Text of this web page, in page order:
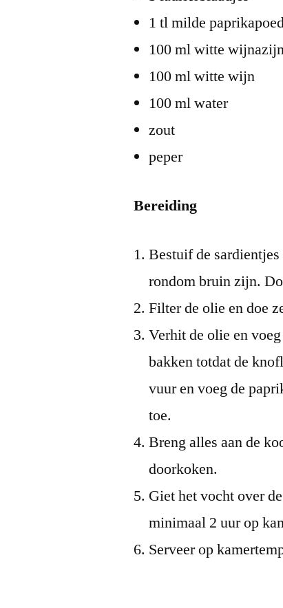
1 tl milde
100 ml witte
100 ml witte wijn
100 ml water
zout
peper
Bereiding
Bestuif de
rondom bruin zijn.
Filter de olie en doe
Verhit de olie en
bakken totdat de
vuur en voeg de
toe.
Breng alles aan de
doorkoken.
Giet het vocht over
minimaal 2 uur op
Serveer op